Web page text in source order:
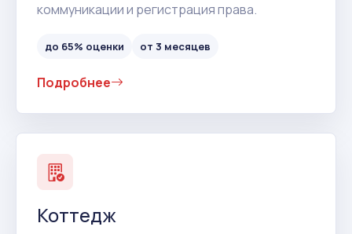
коммуникации и регистрация права.
до 65% оценки от 3 месяцев
Подробнее
Коттедж